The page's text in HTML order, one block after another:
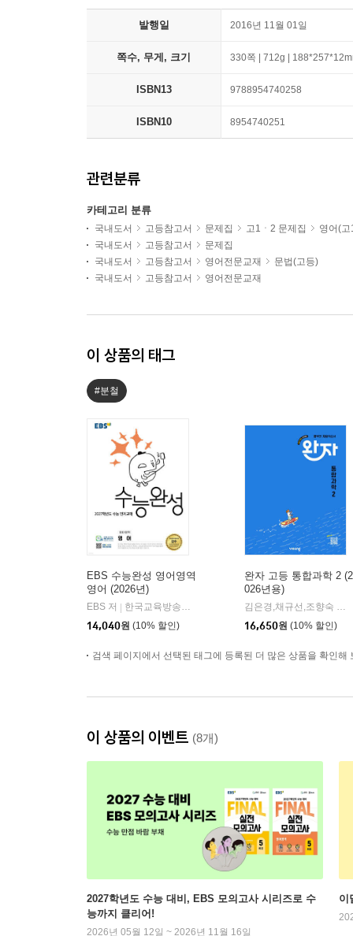
발행일 2016년 11월 01일
쪽수, 무게, 크기 330쪽 | 712g |
ISBN13 9788954740258
ISBN10 8954740251
관련분류
카테고리 분류
국내도서 고등참고서 문제집 고1ㆍ2 문제집
영어(
국내도서
고등참고서
문제집
국내도서
고등참고서 영어전문교재
문법(고등)
국내도서
고등참고서 영어전문교재
이 상품의 태그
#분철
EBS 수능완성 영어영역
영어 (2026년)
EBS 저
한국교육방송공사
14,040원 (10% 할인)
완자 고등 통합과학 2 (2
026년용)
김은경,채규선,조향숙 등저
16,650원 (10% 할인)
검색 페이지에서 선택된 태그에 등록된 더 많은 상품을 확인해
이 상품의 이벤트 (8개)
2027학년도 수능 대비, EBS 모의고사 시리즈로 수
능까지 클리어!
2026년 05월 12일 ~ 2026년 11월 16일
이